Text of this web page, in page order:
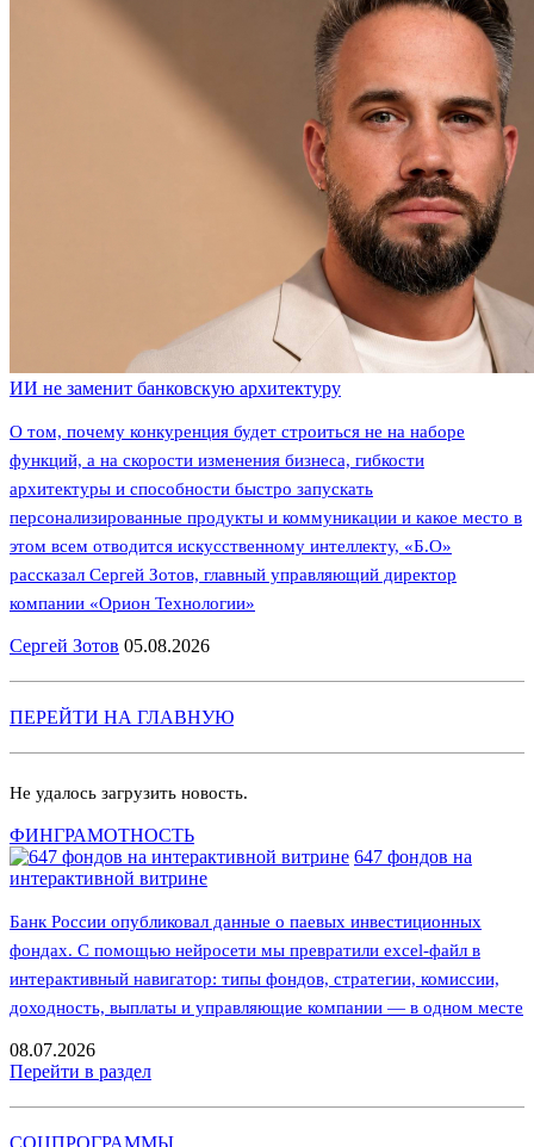
ИИ не заменит банковскую архитектуру
О том, почему конкуренция будет строиться не на наборе
функций, а на скорости изменения бизнеса, гибкости
архитектуры и способности быстро запускать
персонализированные продукты и коммуникации и какое место в
этом всем отводится искусственному интеллекту, «Б.О»
рассказал Сергей Зотов, главный управляющий директор
компании «Орион Технологии»
Сергей Зотов 05.08.2026
ПЕРЕЙТИ НА ГЛАВНУЮ
Не удалось загрузить новость.
ФИНГРАМОТНОСТЬ
647 фондов на
интерактивной витрине
Банк России опубликовал данные о паевых инвестиционных
фондах. С помощью нейросети мы превратили excel-файл в
интерактивный навигатор: типы фондов, стратегии, комиссии,
доходность, выплаты и управляющие компании — в одном месте
08.07.2026
Перейти в раздел
СОЦПРОГРАММЫ